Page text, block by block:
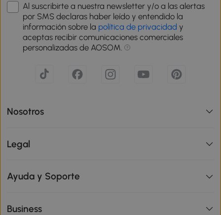
Al suscribirte a nuestra newsletter y/o a las alertas
por SMS declaras haber leído y entendido la
información sobre la política de privacidad y
aceptas recibir comunicaciones comerciales
personalizadas de AOSOM.
Nosotros
Legal
Ayuda y Soporte
Business